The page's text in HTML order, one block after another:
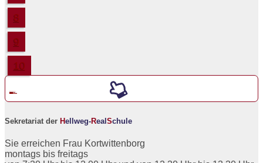
8
9
10
Sekretariat der Hellweg-RealSchule
Sie erreichen Frau Kortwittenborg
montags bis freitags